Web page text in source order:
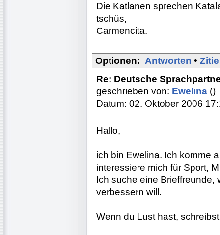
Die Katlanen sprechen
tschüs,
Carmencita.
Optionen: Antworten •
Re: Deutsche
geschrieben von: Ewelina ()
Datum: 02. Oktober 2006
Hallo,
ich bin Ewelina. Ich komme
interessiere mich für Sport,
Ich suche eine Brieffreunde,
verbessern will.
Wenn du Lust hast,